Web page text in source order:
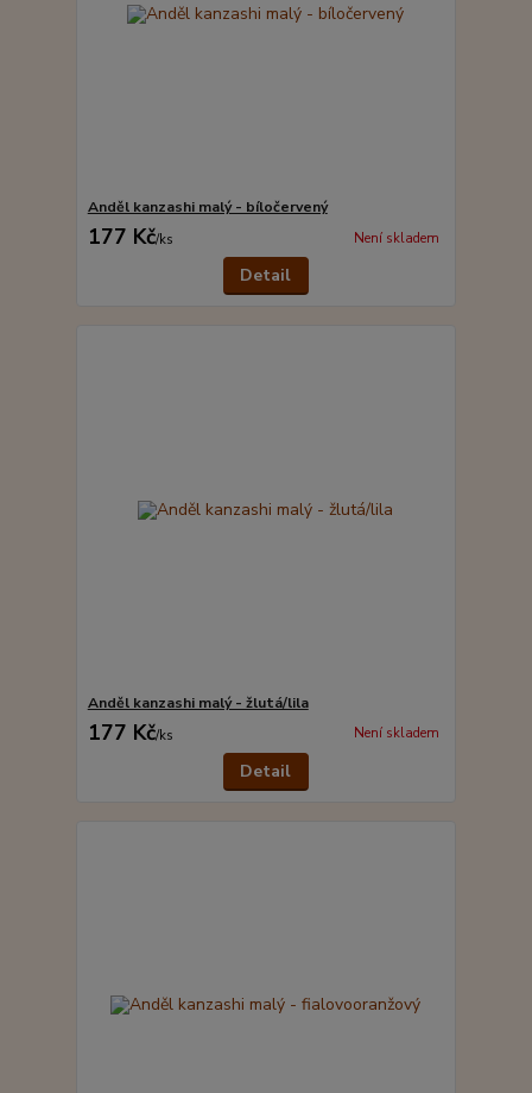
Anděl kanzashi malý - bíločervený
177 Kč/ks Není skladem
Detail
Anděl kanzashi malý - žlutá/lila
177 Kč/ks Není skladem
Detail